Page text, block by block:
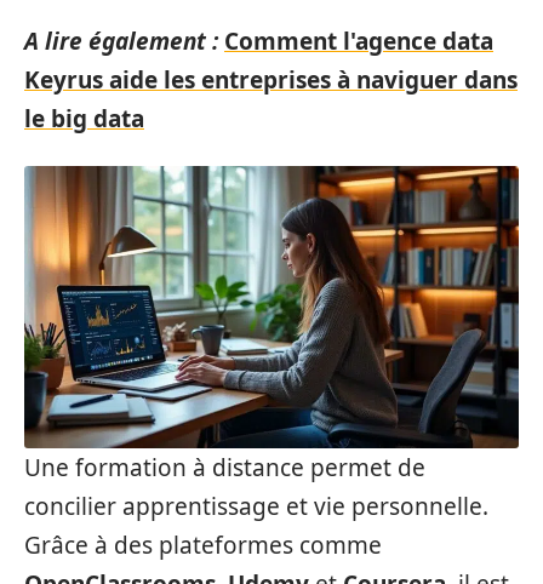
A lire également : Comment l'agence data
Keyrus aide les entreprises à naviguer dans
le big data
Une formation à distance permet de
concilier apprentissage et vie personnelle.
Grâce à des plateformes comme